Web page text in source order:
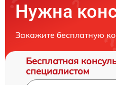
Нужна
Закажите бесплатную
Бесплатная
специалистом